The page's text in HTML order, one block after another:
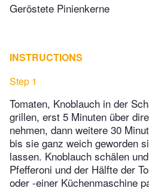
Geröstete Pinienkerne
INSTRUCTIONS
Step 1
Tomaten, Knoblauch in der
grillen, erst 5 Minuten über
nehmen, dann weitere 30
bis sie ganz weich geworden
lassen. Knoblauch schälen
Pfefferoni und der Hälfte der
oder -einer Küchenmaschine